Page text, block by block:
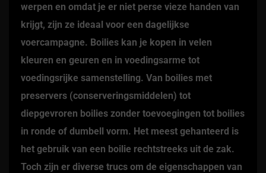
werpen en omdat je er niet perse vieze handen van
krijgt, zijn ze ideaal voor een dagelijkse
voercampagne. Boilies kan je kopen in velen
kleuren en geuren en in voedingsarme tot
voedingsrijke samenstelling. Van boilies met
preservers (conserveringsmiddelen) tot
diepgevroren boilies zonder toevoegingen tot boilies
in ronde of dumbell vorm. Het meest gehanteerd is
het gebruik van een boilie rechtstreeks uit de zak.
Toch zijn er diverse trucs om de eigenschappen van